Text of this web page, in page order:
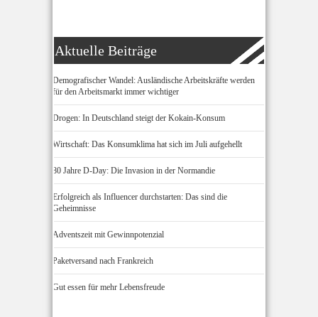
Aktuelle Beiträge
Demografischer Wandel: Ausländische Arbeitskräfte werden
für den Arbeitsmarkt immer wichtiger
Drogen: In Deutschland steigt der Kokain-Konsum
Wirtschaft: Das Konsumklima hat sich im Juli aufgehellt
80 Jahre D-Day: Die Invasion in der Normandie
Erfolgreich als Influencer durchstarten: Das sind die
Geheimnisse
Adventszeit mit Gewinnpotenzial
Paketversand nach Frankreich
Gut essen für mehr Lebensfreude